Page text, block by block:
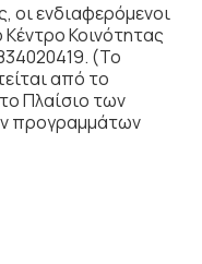
οι ενδιαφερόμενοι
Κοινότητας
(Το
από το
Πλαίσιο των
προγραμμάτων